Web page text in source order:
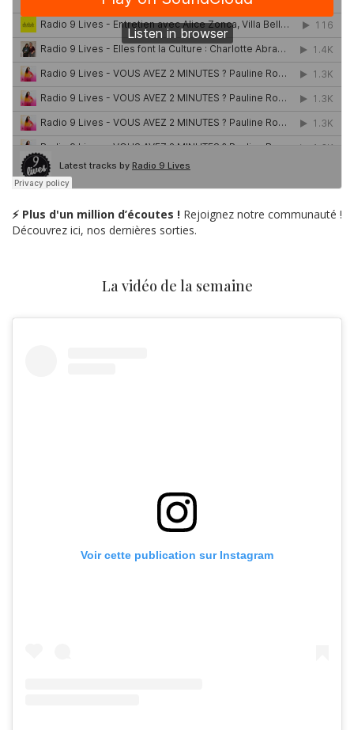
⚡ Plus d'un million d’écoutes ! Rejoignez notre communauté !
Découvrez ici, nos dernières sorties.
La vidéo de la semaine
Voir cette publication sur Instagram